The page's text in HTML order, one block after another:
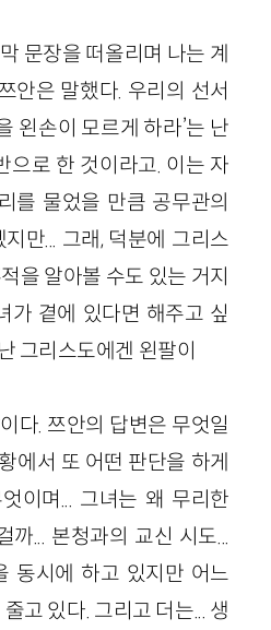
문장을 떠올리며 나는 계
안은 말했다. 우리의 선서
왼손이 모르게 하라’는 난
으로 한 것이라고. 이는 자
를 물었을 만큼 공무관의
만... 그래, 덕분에 그리스
을 알아볼 수도 있는 거지
가 곁에 있다면 해주고 싶
그리스도에겐 왼팔이
다. 쯔안의 답변은 무엇일
에서 또 어떤 판단을 하게
이며... 그녀는 왜 무리한
까... 본청과의 교신 시도...
동시에 하고 있지만 어느
고 있다. 그리고 더는... 생